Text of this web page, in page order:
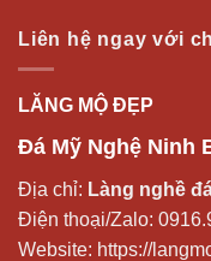
Liên hệ ngay với
LĂNG MỘ ĐẸP
Đá Mỹ Nghệ Ninh
Địa chỉ: Làng nghề
Điện thoại/Zalo:
Website: https://